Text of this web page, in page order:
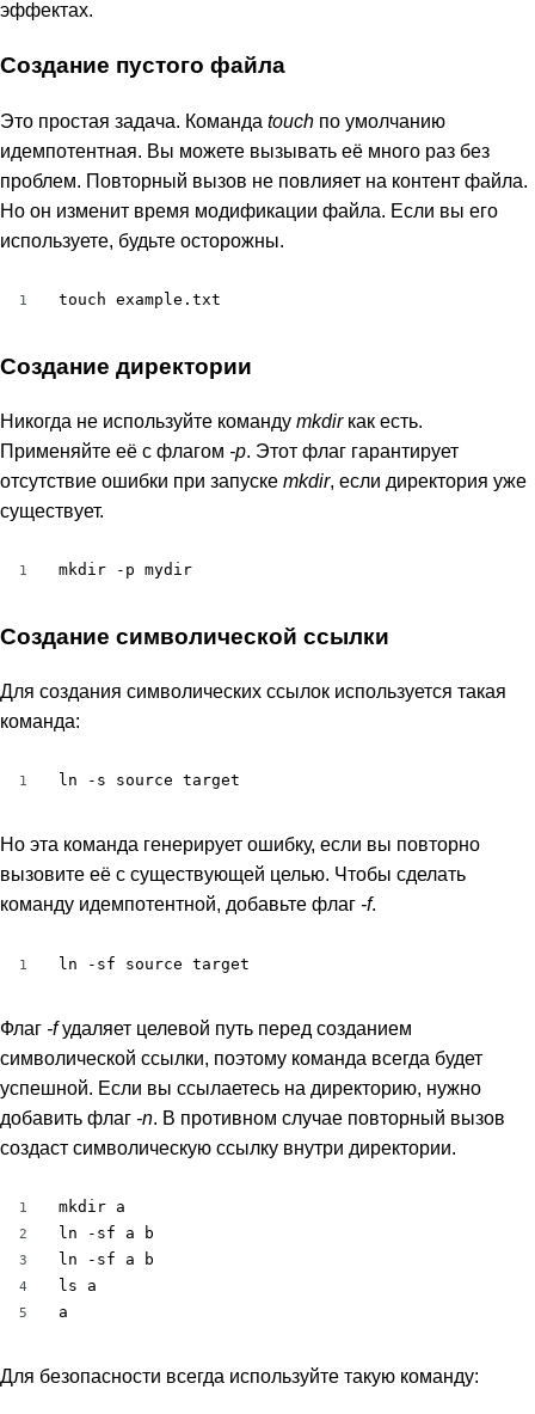
эффектах.
Создание пустого файла
Это простая задача. Команда touch по умолчанию
идемпотентная. Вы можете вызывать её много раз без
проблем. Повторный вызов не повлияет на контент файла.
Но он изменит время модификации файла. Если вы его
используете, будьте осторожны.
1 touch example.txt
Создание директории
Никогда не используйте команду mkdirкак есть.
Применяйте её с флагом -p. Этот флаг гарантирует
отсутствие ошибки при запуске mkdir, если директория уже
существует.
1 mkdir -p mydir
Создание символической ссылки
Для создания символических ссылок используется такая
команда:
1 ln -s source target
Но эта команда генерирует ошибку, если вы повторно
вызовите её с существующей целью. Чтобы сделать
команду идемпотентной, добавьте флаг -f.
1 ln -sf source target
Флаг -fудаляет целевой путь перед созданием
символической ссылки, поэтому команда всегда будет
успешной. Если вы ссылаетесь на директорию, нужно
добавить флаг -n. В противном случае повторный вызов
создаст символическую ссылку внутри директории.
1
2
3
4
5
mkdir a
ln -sf a b
ln -sf a b
ls a
a
Для безопасности всегда используйте такую команду: